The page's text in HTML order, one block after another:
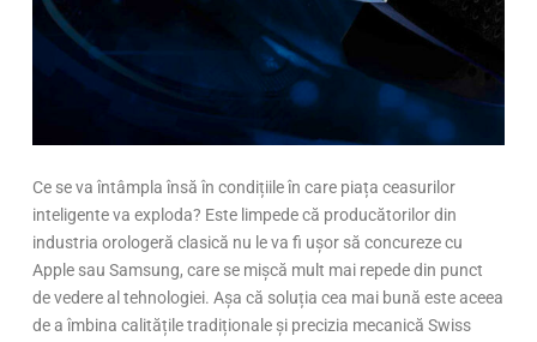
Ce se va întâmpla însă în condițiile în care piața ceasurilor
inteligente va exploda? Este limpede că producătorilor din
industria orologeră clasică nu le va fi ușor să concureze cu
Apple sau Samsung, care se mișcă mult mai repede din punct
de vedere al tehnologiei. Așa că soluția cea mai bună este aceea
de a îmbina calitățile tradiționale și precizia mecanică Swiss